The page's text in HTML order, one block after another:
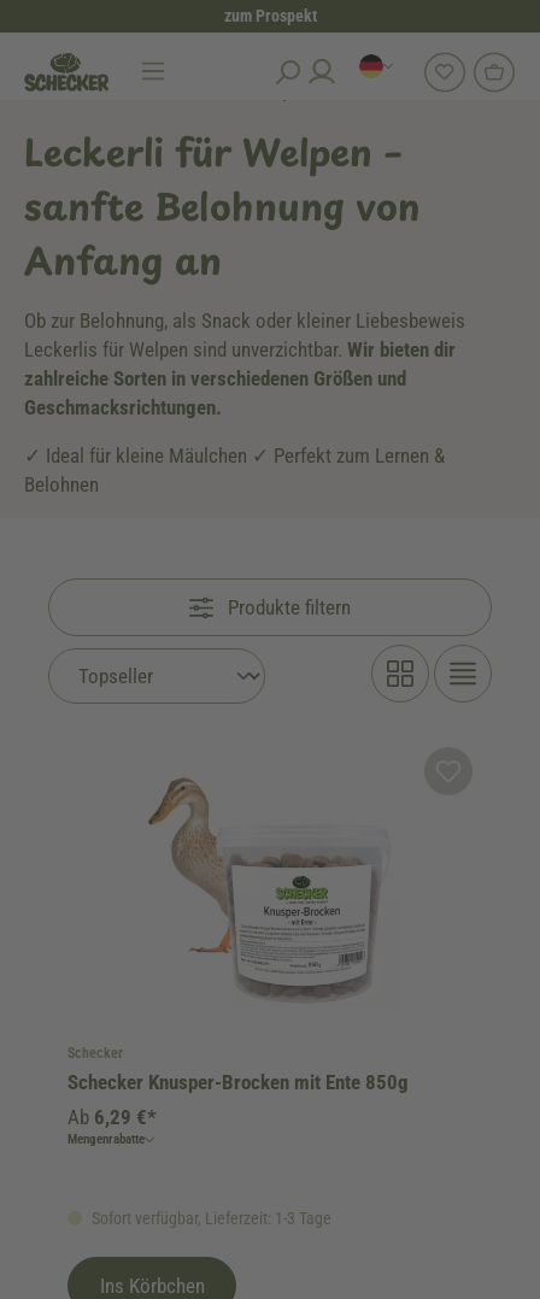
zum Prospekt
Hundesnacks Leckerli für Welpen
Leckerli für Welpen –
sanfte Belohnung von
Anfang an
Ob zur Belohnung, als Snack oder kleiner Liebesbeweis
Leckerlis für Welpen sind unverzichtbar. Wir bieten dir
zahlreiche Sorten in verschiedenen Größen und
Geschmacksrichtungen.
✓ Ideal für kleine Mäulchen ✓ Perfekt zum Lernen &
Belohnen
Produkte filtern
Schecker
Schecker Knusper-Brocken mit Ente 850g
Sofort verfügbar, Lieferzeit: 1-3 Tage
Ab 6,29 €*
Mengenrabatte
Ins Körbchen